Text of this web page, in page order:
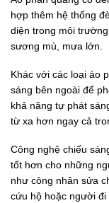
hợp thêm hệ thống
diện trong môi
sương mù, mưa lớn.
Khác với các loại áo
sáng bên ngoài để
khả năng tự phát
từ xa hơn ngay cả
Công nghệ chiếu
tốt hơn cho những
như công nhân sửa
cứu hộ hoặc người đi